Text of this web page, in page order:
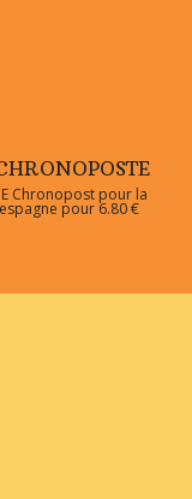
Chronopost pour la
pour 6.80 €